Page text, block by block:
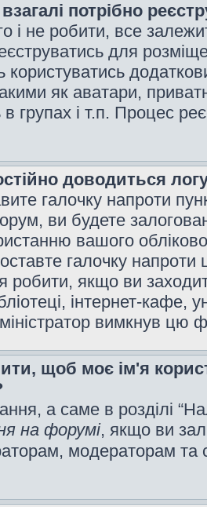
потрібно
і не робити, все
для
користуватись
як аватари,
групах і т.п. Процес
доводиться
галочку напроти
ви будете
вашого
галочку
робити, якщо ви
інтернет-кафе,
вимкнув цю
щоб моє ім'я
а саме в розділі
на форумі, якщо ви
модераторам